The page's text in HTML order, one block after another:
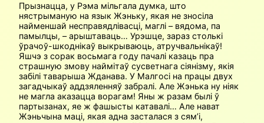
Прызнацца, у Рэма мільгала думка, што
нястрыманую на язык Жэньку, якая не зносіла
найменшай несправядлівасці, маглі – вядома, па
памылцы, – арыштаваць… Урэшце, зараз столькі
ўрачоў-шкоднікаў выкрываюць, атручвальнікаў!
Яшчэ з сорак восьмага году пачалі казаць пра
страшную змову наймітаў сусветнага сіянізму, якія
забілі таварыша Жданава. У Малгосі на працы двух
загадчыкаў аддзяленняў забралі. Але Жэнька ну ніяк
не магла аказацца ворагам! Яны ж разам былі ў
партызанах, яе ж фашысты катавалі… Але нават
Жэньчына маці, якая адна засталася з сям’і,